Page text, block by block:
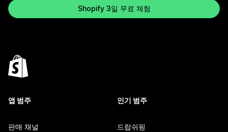
Shopify 3일 무료 체험
앱 범주
판매 채널
인기 범주
드랍쉬핑